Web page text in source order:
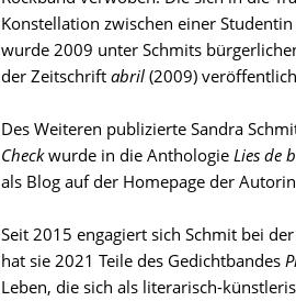
Konstellation zwischen einer
wurde 2009 unter Schmits
der Zeitschrift abril (2009)
Des Weiteren publizierte Sandra
Checkwurde in die Anthologie Lies de
als Blog auf der Homepage der
Seit 2015 engagiert sich Schmit bei
hat sie 2021 Teile des Gedichtbandes
Leben, die sich als literarisch-